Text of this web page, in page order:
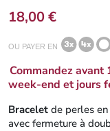
18,00 €
OU PAYER EN
Commandez avant
week-end et jours
Bracelet de perles
avec fermeture à